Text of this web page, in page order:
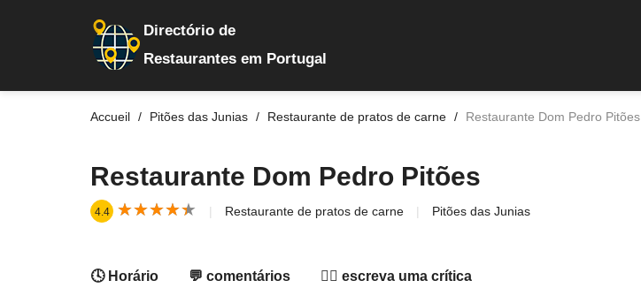
Directório de
Restaurantes em Portugal
Accueil Pitões das Junias Restaurante de pratos de carne Restaurante Dom Pedro Pitões
Restaurante Dom Pedro Pitões
4.4 ★★★★★
★★★★★ Restaurante de pratos de carne Pitões das Junias
🕓 Horário 💬 comentários ✍🏻 escreva uma crítica